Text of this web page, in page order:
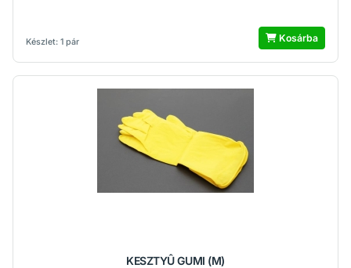
Készlet: 1 pár Kosárba
KESZTYÛ GUMI (M)